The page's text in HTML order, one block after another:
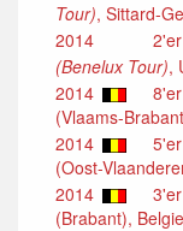
Tour), Sittard-
2014
2'er
(Benelux Tour),
2014
(Vlaams-
2014
(Oost-
2014
3'er
(Brabant),